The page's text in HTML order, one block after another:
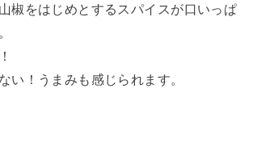
椒をはじめとするスパイスが口いっぱ
い！うまみも感じられます。